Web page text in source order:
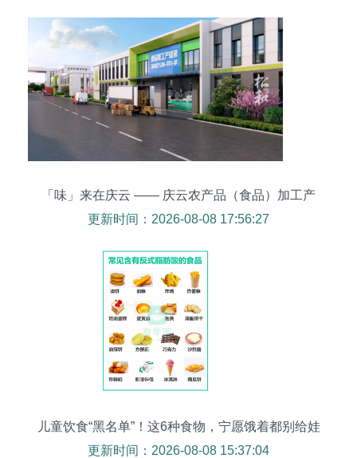
「味」来在庆云 —— 庆云农产品（食品）加工产
业园招商片赏
更新时间：2026-08-08 17:56:27
儿童饮食“黑名单”！这6种食物，宁愿饿着都别给娃
吃！
更新时间：2026-08-08 15:37:04